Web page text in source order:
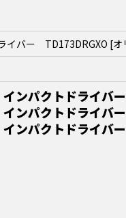
バー TD173DRGXO [オ
ンパクトドライバ
クトドライバー
クトドライバ